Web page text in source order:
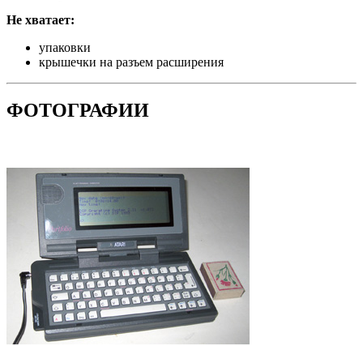
Не хватает:
упаковки
крышечки на разъем расширения
ФОТОГРАФИИ